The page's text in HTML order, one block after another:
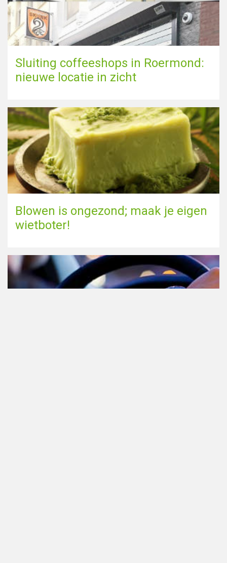
Sluiting coffeeshops in Roermond:
nieuwe locatie in zicht
Blowen is ongezond; maak je eigen
wietboter!